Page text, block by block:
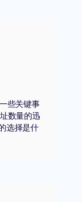
些关键事
数量的迅
选择是什